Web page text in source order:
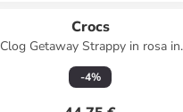
Crocs
Clog Getaway Strappy in rosa in
rosa
-4%